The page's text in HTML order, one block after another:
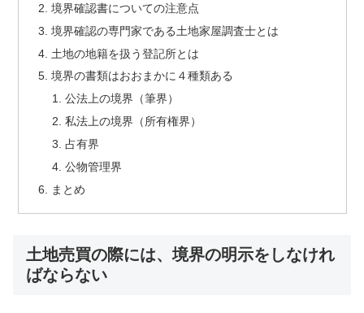
境界確認書についての注意点
境界確認の専門家である土地家屋調査士とは
土地の地籍を扱う登記所とは
境界の書類はおおまかに４種類ある
公法上の境界（筆界）
私法上の境界（所有権界）
占有界
公物管理界
まとめ
土地売買の際には、境界の明示をしなけれ
ばならない